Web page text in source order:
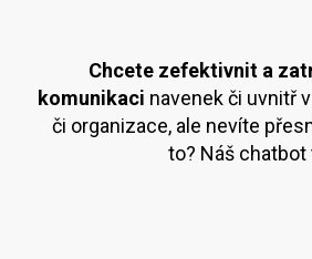
Chcete zefektivnit a
komunikaci navenek či uvnitř
či organizace, ale nevíte
to? Náš chatbot